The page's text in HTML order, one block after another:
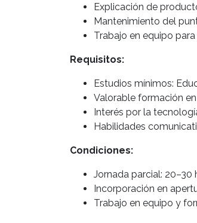
Explicación de
Mantenimiento del
Trabajo en equipo
Requisitos:
Estudios mínimos:
Valorable formación
Interés por la
Habilidades
Condiciones:
Jornada parcial: 20–30
Incorporación en
Trabajo en equipo y